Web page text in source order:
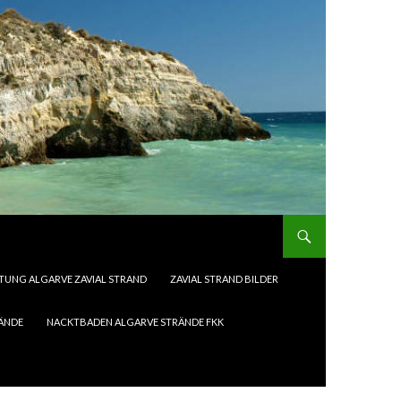
ALGARVE ZAVIAL STRAND ZAVIAL STRAND BILDER
NACKTBADEN ALGARVE STRÄNDE FKK